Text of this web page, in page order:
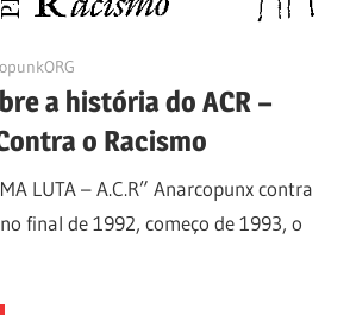
a história do ACR –
o Racismo
LUTA – A.C.R” Anarcopunx contra
final de 1992, começo de 1993, o